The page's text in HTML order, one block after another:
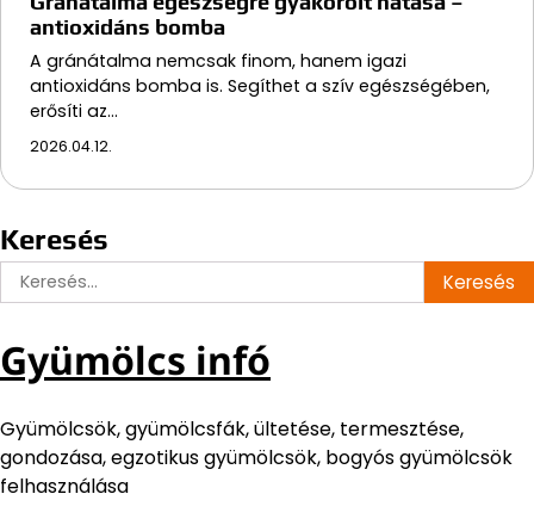
antioxidáns bomba
A gránátalma nemcsak finom, hanem igazi
antioxidáns bomba is. Segíthet a szív egészségében,
erősíti az…
2026.04.12.
Keresés
Keresés:
Gyümölcs infó
Gyümölcsök, gyümölcsfák, ültetése, termesztése,
gondozása, egzotikus gyümölcsök, bogyós gyümölcsök
felhasználása